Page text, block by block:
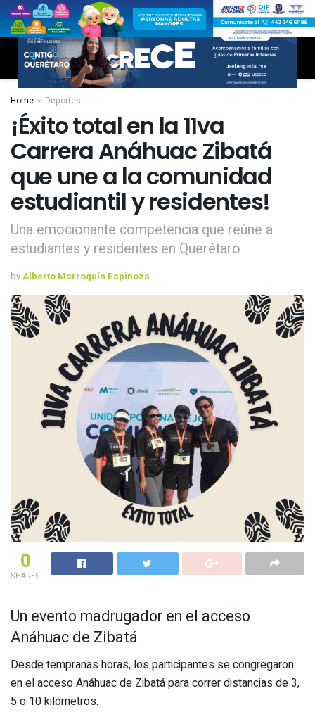
Home Deportes
¡Éxito total en la 11va
Carrera Anáhuac Zibatá
que une a la comunidad
estudiantil y residentes!
Una emocionante competencia que reúne a
estudiantes y residentes en Querétaro
byAlberto Marroquín Espinoza
0
SHARES
Un evento madrugador en el acceso
Anáhuac de Zibatá
Desde tempranas horas, los participantes se congregaron
en el acceso Anáhuac de Zibatá para correr distancias de 3,
5 o 10 kilómetros.